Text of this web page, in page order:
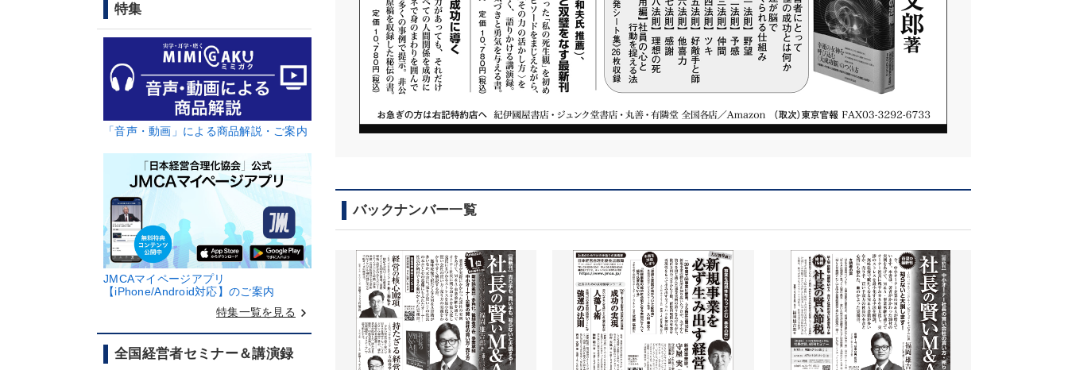
特集
「音声・動画」による商品解説・ご案内
JMCAマイページアプリ
【iPhone/Android対応】のご案内
特集一覧を見る keyboard_arrow_right
全国経営者セミナー＆講演録
バックナンバー一覧